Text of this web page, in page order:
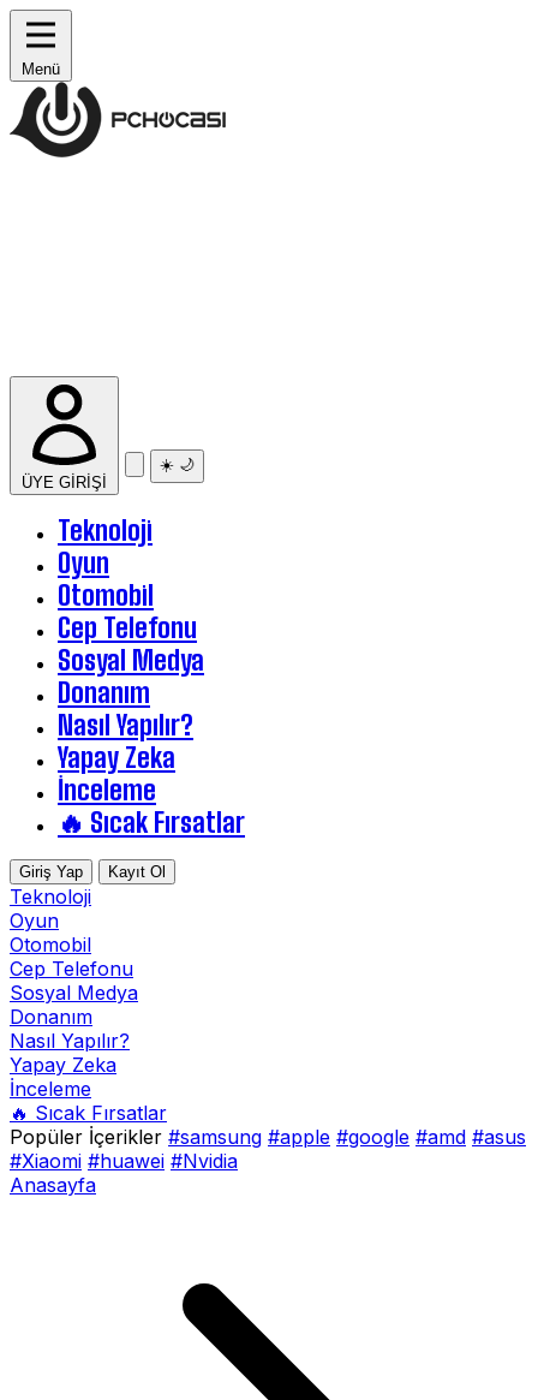
Menü
ÜYE GİRİŞİ
☀️ 🌙
Teknoloji
Oyun
Otomobil
Cep Telefonu
Sosyal Medya
Donanım
Nasıl Yapılır?
Yapay Zeka
İnceleme
🔥 Sıcak Fırsatlar
Giriş Yap Kayıt Ol
Teknoloji
Oyun
Otomobil
Cep Telefonu
Sosyal Medya
Donanım
Nasıl Yapılır?
Yapay Zeka
İnceleme
🔥 Sıcak Fırsatlar
Popüler İçerikler #samsung #apple #google #amd #asus
#Xiaomi #huawei #Nvidia
Anasayfa